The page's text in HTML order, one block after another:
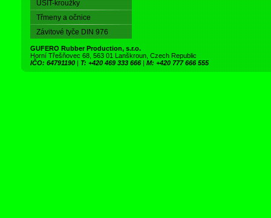
USIT-kroužky
Třmeny a očnice
Závitové tyče DIN 976
GUFERO Rubber Production, s.r.o.
Horní Třešňovec 68, 563 01 Lanškroun, Czech Republic
IČO: 64791190 | T: +420 469 333 666 | M: +420 777 666 555